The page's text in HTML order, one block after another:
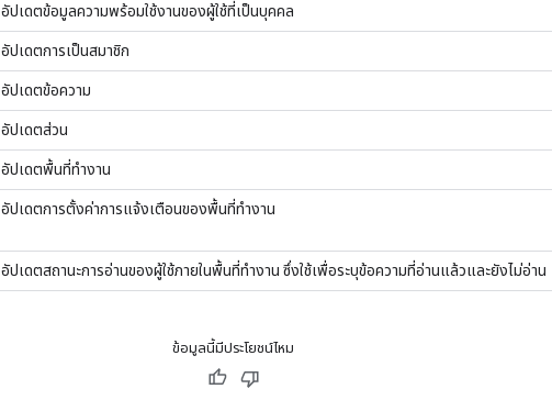
อัปเดตข้อมูลความพร้อมใช้งานของผู้ใช้ที่เป็นบุคคล
อัปเดตการเป็นสมาชิก
อัปเดตข้อความ
อัปเดตส่วน
อัปเดตพื้นที่ทำงาน
อัปเดตการตั้งค่าการแจ้งเตือนของพื้นที่ทำงาน
อัปเดตสถานะการอ่านของผู้ใช้ภายในพื้นที่ทำงาน ซึ่งใช้เพื่อระบุข้อความที่อ่านแล้วและยังไม่อ่าน
ข้อมูลนี้มีประโยชน์ไหม